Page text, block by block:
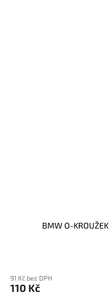
BMW O-
91 Kč bez DPH
110 Kč